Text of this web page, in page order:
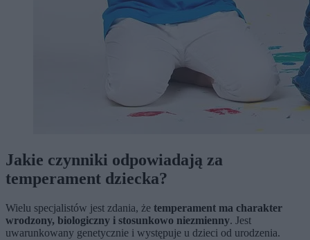
Jakie czynniki odpowiadają za
temperament dziecka?
Wielu specjalistów jest zdania, że temperament ma charakter
wrodzony, biologiczny i stosunkowo niezmienny. Jest
uwarunkowany genetycznie i występuje u dzieci od urodzenia.